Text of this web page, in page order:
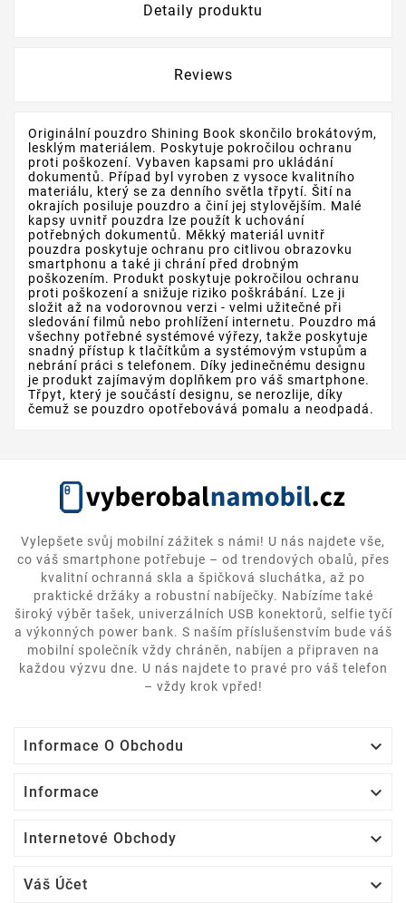
Detaily produktu
Reviews
Originální pouzdro Shining Book skončilo brokátovým,
lesklým materiálem. Poskytuje pokročilou ochranu
proti poškození. Vybaven kapsami pro ukládání
dokumentů. Případ byl vyroben z vysoce kvalitního
materiálu, který se za denního světla třpytí. Šití na
okrajích posiluje pouzdro a činí jej stylovějším. Malé
kapsy uvnitř pouzdra lze použít k uchování
potřebných dokumentů. Měkký materiál uvnitř
pouzdra poskytuje ochranu pro citlivou obrazovku
smartphonu a také ji chrání před drobným
poškozením. Produkt poskytuje pokročilou ochranu
proti poškození a snižuje riziko poškrábání. Lze ji
složit až na vodorovnou verzi - velmi užitečné při
sledování filmů nebo prohlížení internetu. Pouzdro má
všechny potřebné systémové výřezy, takže poskytuje
snadný přístup k tlačítkům a systémovým vstupům a
nebrání práci s telefonem. Díky jedinečnému designu
je produkt zajímavým doplňkem pro váš smartphone.
Třpyt, který je součástí designu, se nerozlije, díky
čemuž se pouzdro opotřebovává pomalu a neodpadá.
Vylepšete svůj mobilní zážitek s námi! U nás najdete vše,
co váš smartphone potřebuje – od trendových obalů, přes
kvalitní ochranná skla a špičková sluchátka, až po
praktické držáky a robustní nabíječky. Nabízíme také
široký výběr tašek, univerzálních USB konektorů, selfie tyčí
a výkonných power bank. S naším příslušenstvím bude váš
mobilní společník vždy chráněn, nabíjen a připraven na
každou výzvu dne. U nás najdete to pravé pro váš telefon
– vždy krok vpřed!
Informace O Obchodu 
Informace 
Internetové Obchody 
Váš Účet 